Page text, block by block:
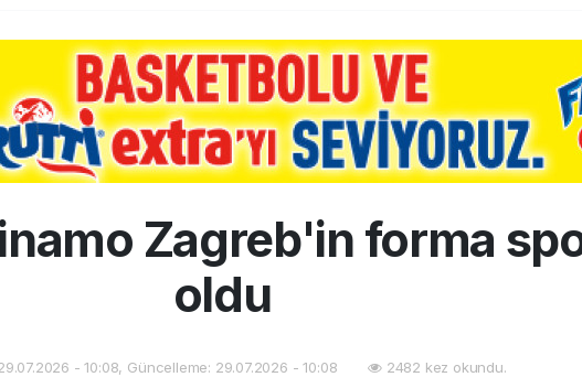
Zagreb'in forma
oldu
- 10:08, Güncelleme: 29.07.2026 - 10:08 2482 kez okundu.